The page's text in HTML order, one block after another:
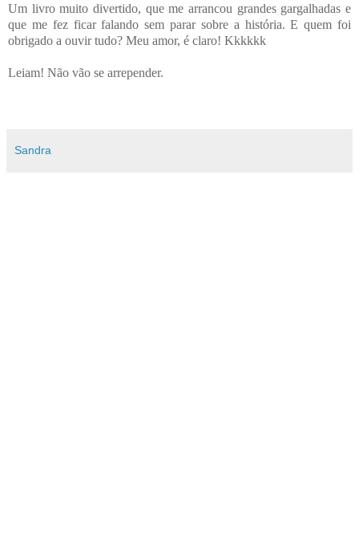
Um livro muito divertido, que me arrancou grandes gargalhadas e
que me fez ficar falando sem parar sobre a história. E quem foi
obrigado a ouvir tudo? Meu amor, é claro! Kkkkkk
Leiam! Não vão se arrepender.
Sandra